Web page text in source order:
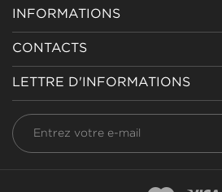
INFORMATIONS
CONTACTS
LETTRE D'INFORMATIONS